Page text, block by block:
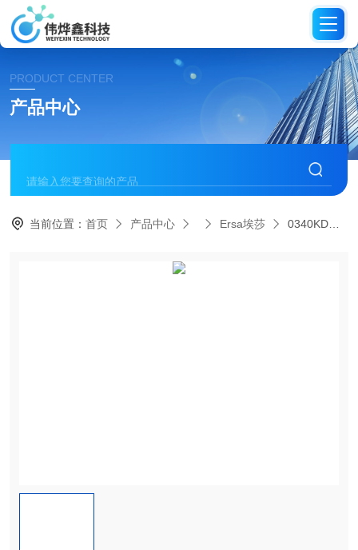
PRODUCT CENTER
产品中心
当前位置：首页 产品中心 Ersa埃莎 0340KD埃莎ersa 通用烙铁